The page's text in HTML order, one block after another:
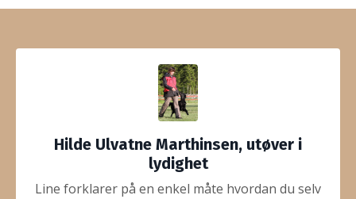
Hilde Ulvatne Marthinsen, utøver i
lydighet
Line forklarer på en enkel måte hvordan du selv